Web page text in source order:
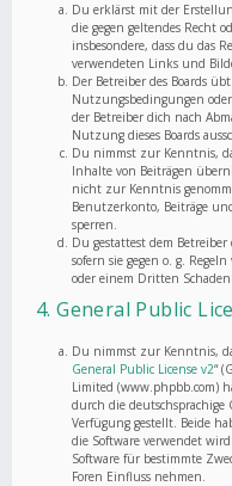
Du erklärst mit der
die gegen geltendes Recht
insbesondere, dass du das
verwendeten Links und
Der Betreiber des Boards
Nutzungsbedingungen
der Betreiber dich nach
Nutzung dieses Boards
Du nimmst zur Kenntnis,
Inhalte von Beiträgen
nicht zur Kenntnis
Benutzerkonto, Beiträge
sperren.
Du gestattest dem
sofern sie gegen o. g.
oder einem Dritten
4. General Public
Du nimmst zur Kenntnis,
General Public License v2“
Limited (www.phpbb.com)
durch die
Verfügung gestellt. Beide
die Software verwendet
Software für bestimmte
Foren Einfluss nehmen.